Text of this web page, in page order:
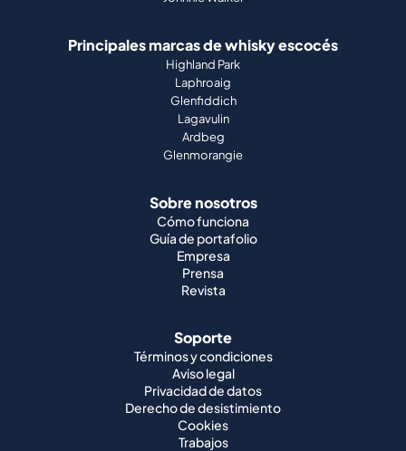
Principales marcas de whisky escocés
Highland Park
Laphroaig
Glenfiddich
Lagavulin
Ardbeg
Glenmorangie
Sobre nosotros
Cómo funciona
Guía de portafolio
Empresa
Prensa
Revista
Soporte
Términos y condiciones
Aviso legal
Privacidad de datos
Derecho de desistimiento
Cookies
Trabajos